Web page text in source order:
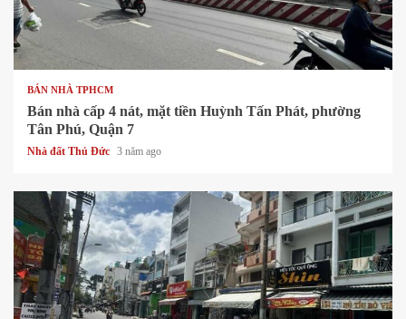
1 min read
BÁN NHÀ TPHCM
Bán nhà cấp 4 nát, mặt tiền Huỳnh Tấn Phát, phường
Tân Phú, Quận 7
Nhà đất Thủ Đức 3 năm ago